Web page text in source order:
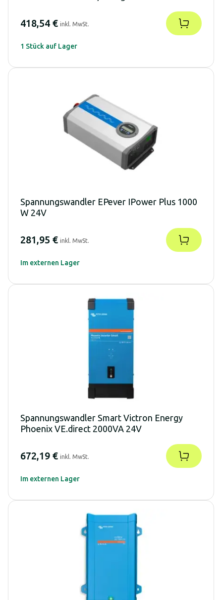
418,54 € inkl. MwSt.
1 Stück auf Lager
Spannungswandler EPever IPower Plus 1000
W 24V
281,95 € inkl. MwSt.
Im externen Lager
Spannungswandler Smart Victron Energy
Phoenix VE.direct 2000VA 24V
672,19 € inkl. MwSt.
Im externen Lager